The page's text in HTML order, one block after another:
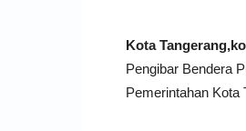
Kota
Pengibar Bendera
Pemerintahan Kota